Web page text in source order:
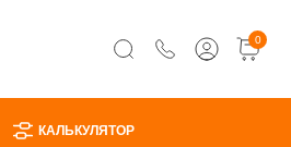
0
КАЛЬКУЛЯТОР